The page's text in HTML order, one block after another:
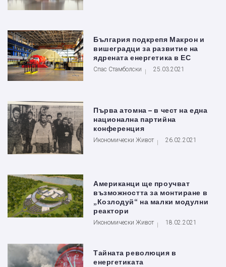
България подкрепя Макрон и
вишеградци за развитие на
ядрената енергетика в ЕС
Спас Стамболски 25.03.2021
Първа атомна – в чест на една
национална партийна
конференция
Икономически Живот 26.02.2021
Американци ще проучват
възможността за монтиране в
„Козлодуй“ на малки модулни
реактори
Икономически Живот 18.02.2021
Тайната революция в
енергетиката